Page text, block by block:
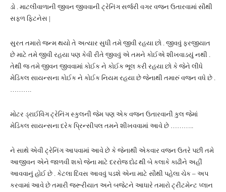
ડો . માટલીવાળાની જીવન જીવવાની ટ્રેનિંગ સર્જરી વગર વજન ઉતારવામાં સૌથી
સફળ ફિટનેસ |
સુરત તમારો જન્મ થયો તે અત્યાર સુધી તમે જીવી રહયા છો . જીવવું ફરજીયાત
છે માટે તમે જીવી રહયા પણ કેવી રીતે જીવવું એ તમને કોઈએ શીખવાડયું નથી .
તેથી જ તમે જીવન જીવવામાં કોઈક ને કોઈક ભૂલ કરી રહયા છો કે જેને લીધે
મેડિકલ સાયન્સના કોઈક ને કોઈક નિયમ રહયા છે જેનાથી તમારું વજન વધે છે .
મોટર ડ્રાઈવિંગ ટ્રેનિંગ સ્કુલની જેમ પણ એક વજન ઉતારવાની કુલ જેમાં
મેડિકલ સાયન્સના દરેક પ્રિન્સીપલ તમને શીખવવામાં આવે છે ………..
ને સાથે એવી ટ્રેનિંગ આપવામાં આવે છે કે જેનાથી એકવાર વજન ઉતરે પછી તમે
આજીવન એને જાળવી શકો જેના માટે દરરોજ દોઢ થી બે કલાકે કાઢીને અહીં
આવવાનું હોઈ છે . કેટલા દિવસ આવવું પડશે એના માટે સૌથી પહેલા ચેક – અપ
કરવામાં આવે છે તમારી જરૂરીયાત અને બજેટને આધારે તમારો ટ્રીટમેન્ટ પ્લાન